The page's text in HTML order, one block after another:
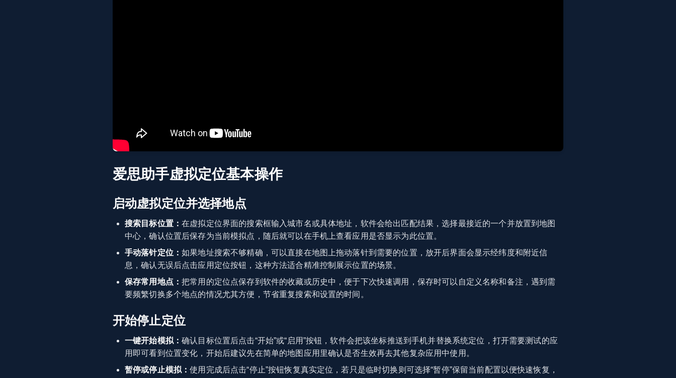
爱思助手虚拟定位基本操作
启动虚拟定位并选择地点
搜索目标位置：在虚拟定位界面的搜索框输入城市名或具体地址，软件会给出匹配结果，选择最接近的一个并放置到地图
中心，确认位置后保存为当前模拟点，随后就可以在手机上查看应用是否显示为此位置。
手动落针定位：如果地址搜索不够精确，可以直接在地图上拖动落针到需要的位置，放开后界面会显示经纬度和附近信
息，确认无误后点击应用定位按钮，这种方法适合精准控制展示位置的场景。
保存常用地点：把常用的定位点保存到软件的收藏或历史中，便于下次快速调用，保存时可以自定义名称和备注，遇到需
要频繁切换多个地点的情况尤其方便，节省重复搜索和设置的时间。
开始停止定位
一键开始模拟：确认目标位置后点击“开始”或“启用”按钮，软件会把该坐标推送到手机并替换系统定位，打开需要测试的应
用即可看到位置变化，开始后建议先在简单的地图应用里确认是否生效再去其他复杂应用中使用。
暂停或停止模拟：使用完成后点击“停止”按钮恢复真实定位，若只是临时切换则可选择“暂停”保留当前配置以便快速恢复，